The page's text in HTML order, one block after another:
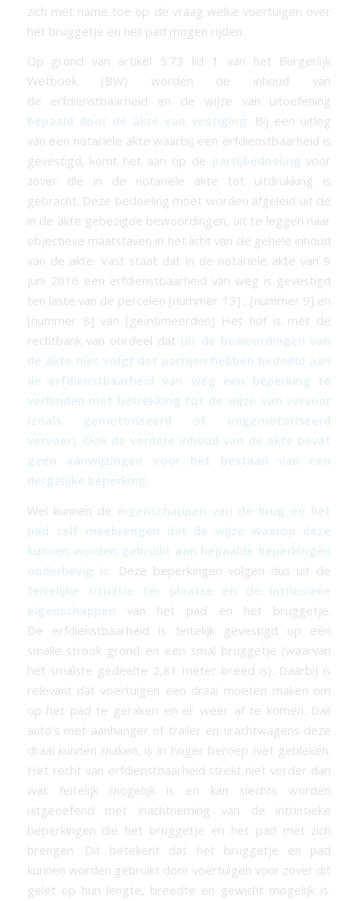
zich met name toe op de vraag welke voertuigen over
het bruggetje en het pad mogen rijden.
Op grond van artikel 5:73 lid 1 van het Burgerlijk
Wetboek (BW) worden de inhoud van
de erfdienstbaarheid en de wijze van uitoefening
bepaald door de akte van vestiging. Bij een uitleg
van een notariële akte waarbij een erfdienstbaarheid is
gevestigd, komt het aan op de partijbedoeling voor
zover die in de notariële akte tot uitdrukking is
gebracht. Deze bedoeling moet worden afgeleid uit de
in de akte gebezigde bewoordingen, uit te leggen naar
objectieve maatstaven in het licht van de gehele inhoud
van de akte. Vast staat dat in de notariële akte van 9
juni 2016 een erfdienstbaarheid van weg is gevestigd
ten laste van de percelen [nummer 13] , [nummer 9] en
[nummer 8] van [geïntimeerden] Het hof is met de
rechtbank van oordeel dat uit de bewoordingen van
de akte niet volgt dat partijen hebben bedoeld aan
de erfdienstbaarheid van weg een beperking te
verbinden met betrekking tot de wijze van vervoer
(zoals gemotoriseerd of ongemotoriseerd
vervoer). Ook de verdere inhoud van de akte bevat
geen aanwijzingen voor het bestaan van een
dergelijke beperking.
Wel kunnen de eigenschappen van de brug en het
pad zelf meebrengen dat de wijze waarop deze
kunnen worden gebruikt aan bepaalde beperkingen
onderhevig is . Deze beperkingen volgen dus uit de
feitelijke situatie ter plaatse en de intrinsieke
eigenschappen van het pad en het bruggetje.
De erfdienstbaarheid is feitelijk gevestigd op een
smalle strook grond en een smal bruggetje (waarvan
het smalste gedeelte 2,81 meter breed is). Daarbij is
relevant dat voertuigen een draai moeten maken om
op het pad te geraken en er weer af te komen. Dat
auto’s met aanhanger of trailer en vrachtwagens deze
draai kunnen maken, is in hoger beroep niet gebleken.
Het recht van erfdienstbaarheid strekt niet verder dan
wat feitelijk mogelijk is en kan slechts worden
uitgeoefend met inachtneming van de intrinsieke
beperkingen die het bruggetje en het pad met zich
brengen. Dit betekent dat het bruggetje en pad
kunnen worden gebruikt door voertuigen voor zover dit
gelet op hun lengte, breedte en gewicht mogelijk is.